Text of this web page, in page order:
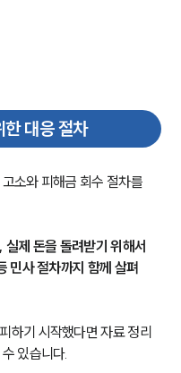
어
예약
예약
대응 절차
소와 피해금 회수 절차를
제 돈을 돌려받기 위해서
민사 절차까지 함께 살펴
하기 시작했다면 자료 정리
있습니다.